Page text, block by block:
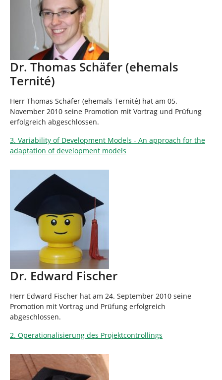
Dr. Thomas Schäfer (ehemals
Ternité)
Herr Thomas Schäfer (ehemals Ternité) hat am 05.
November 2010 seine Promotion mit Vortrag und Prüfung
erfolgreich abgeschlossen.
3. Variability of Development Models - An approach for the
adaptation of development models
Dr. Edward Fischer
Herr Edward Fischer hat am 24. September 2010 seine
Promotion mit Vortrag und Prüfung erfolgreich
abgeschlossen.
2. Operationalisierung des Projektcontrollings